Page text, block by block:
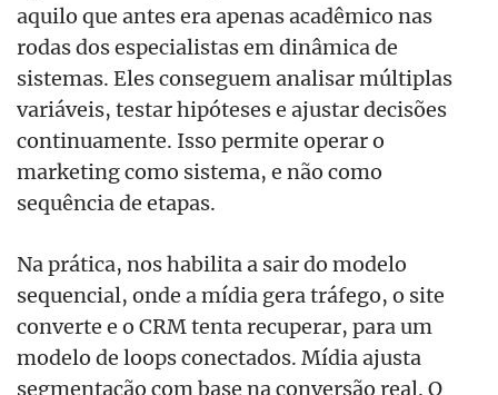
aquilo que antes era apenas acadêmico nas
rodas dos especialistas em dinâmica de
sistemas. Eles conseguem analisar múltiplas
variáveis, testar hipóteses e ajustar decisões
continuamente. Isso permite operar o
marketing como sistema, e não como
sequência de etapas.
Na prática, nos habilita a sair do modelo
sequencial, onde a mídia gera tráfego, o site
converte e o CRM tenta recuperar, para um
modelo de loops conectados. Mídia ajusta
segmentação com base na conversão real. O